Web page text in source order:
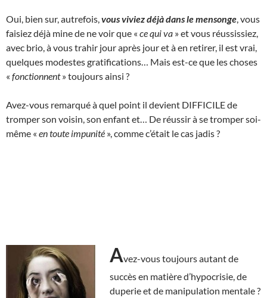
Oui, bien sur, autrefois, vous viviez déjà dans le mensonge , vous
faisiez déjà mine de ne voir que « ce qui va » et vous réussissiez,
avec brio, à vous trahir jour après jour et à en retirer, il est vrai,
quelques modestes gratifications… Mais est-ce que les choses
« fonctionnent» toujours ainsi ?
Avez-vous remarqué à quel point il devient DIFFICILE de
tromper son voisin, son enfant et… De réussir à se tromper soi-
même « en toute impunité », comme c’était le cas jadis ?
Avez-vous toujours autant de
succès en matière d’hypocrisie, de
duperie et de manipulation mentale ?